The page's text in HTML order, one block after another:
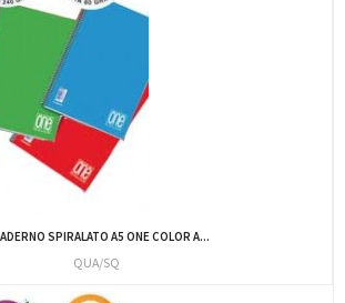
SPIRALATO A5 ONE COLOR A...
QUA/SQ